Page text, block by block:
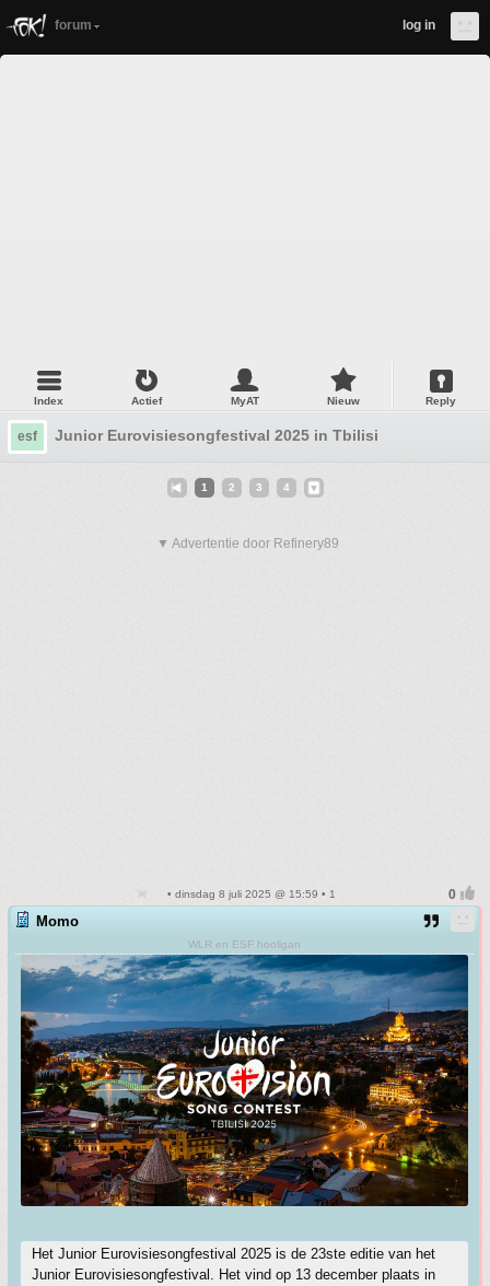
forum log in
Index Actief MyAT Nieuw Reply
esf Junior Eurovisiesongfestival 2025 in Tbilisi
1 2 3 4
▼ Advertentie door Refinery89
• dinsdag 8 juli 2025 @ 15:59 • 1
Momo
WLR en ESF hooligan
Het Junior Eurovisiesongfestival 2025 is de 23ste editie van het
Junior Eurovisiesongfestival. Het vind op 13 december plaats in